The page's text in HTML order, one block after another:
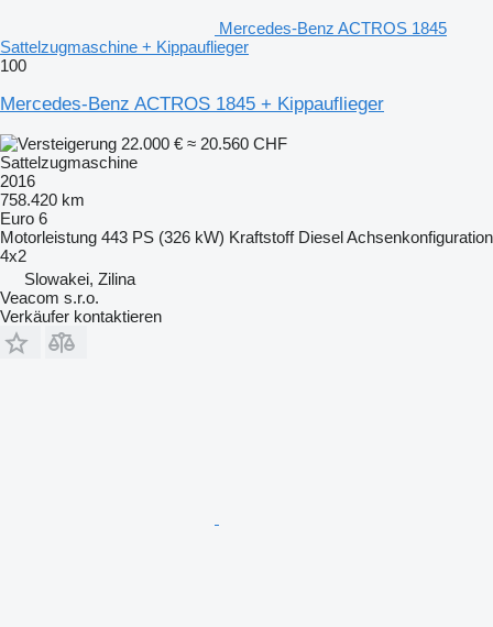
Mercedes-Benz ACTROS 1845
Sattelzugmaschine + Kippauflieger
100
Mercedes-Benz ACTROS 1845 + Kippauflieger
22.000 € ≈ 20.560 CHF
Sattelzugmaschine
2016
758.420 km
Euro 6
Motorleistung 443 PS (326 kW) Kraftstoff DieselAchsenkonfiguration
4x2
Slowakei, Zilina
Veacom s.r.o.
Verkäufer kontaktieren